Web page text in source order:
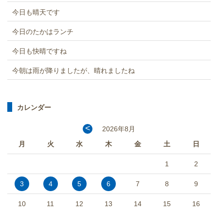
今日も晴天です
今日のたかはランチ
今日も快晴ですね
今朝は雨が降りましたが、晴れましたね
カレンダー
<
2026年8月
月
火 水 木 金 土 日
1 2
3 4 5 6 7 8 9
10 11 12 13 14 15 16